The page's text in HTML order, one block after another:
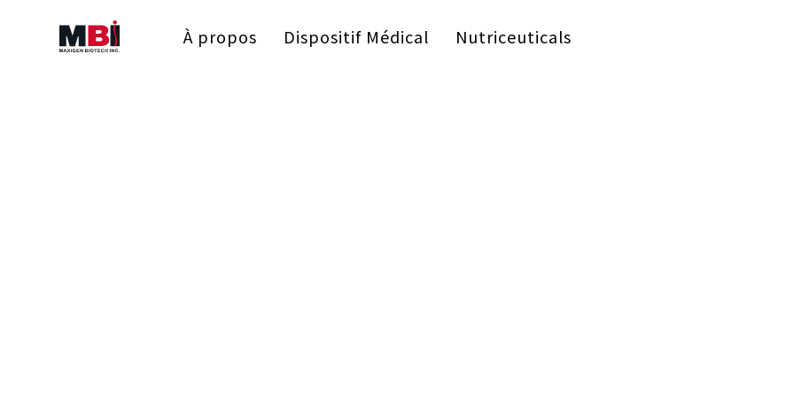
À propos Dispositif Médical Nutriceuticals